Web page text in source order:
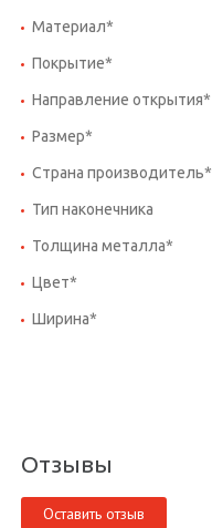
Материал*
Покрытие*
Направление открытия*
Размер*
Страна производитель*
Тип наконечника
Толщина металла*
Цвет*
Ширина*
Отзывы
Оставить отзыв